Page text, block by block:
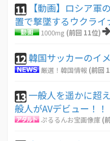
11
【動画】ロシア軍
置で撃墜するウクライ
1000mg (前回 11位)
12韓国サッカーのイ
厳選！韓国情報 (前回
13一般人を遥かに超
般人がAVデビュー！！
ぷるるんお宝画像庫 (